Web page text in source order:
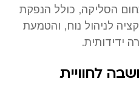
הסליקה, כולל הנפקת
לניהול נוח, והטמעת
ידידותית.
לחוויית